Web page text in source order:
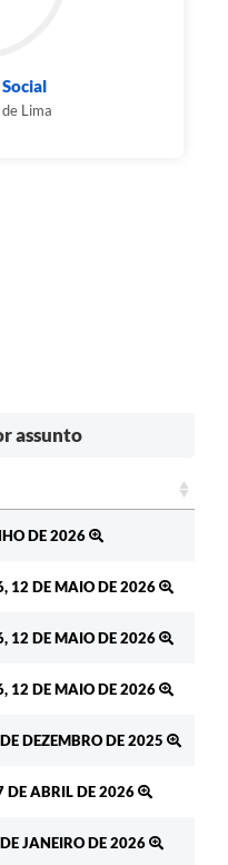
Lima
assunto
DE 2026
12 DE MAIO DE 2026
12 DE MAIO DE 2026
12 DE MAIO DE 2026
DEZEMBRO DE 2025
DE ABRIL DE 2026
JANEIRO DE 2026